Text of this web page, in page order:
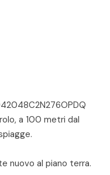
a 100 metri dal
nuovo al piano terra.